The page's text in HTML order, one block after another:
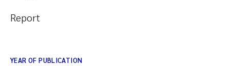
Report
YEAR OF PUBLICATION